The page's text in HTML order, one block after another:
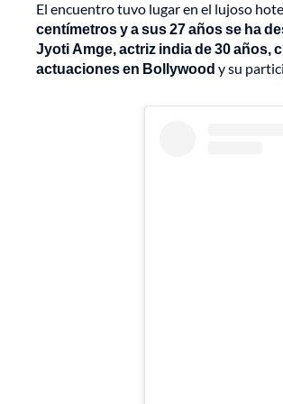
El encuentro tuvo lugar en el lujoso
centímetros y a sus 27 años se ha
Jyoti Amge, actriz india de 30 años,
actuaciones en Bollywood y su